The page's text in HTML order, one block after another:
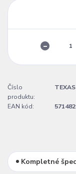
Číslo
produktu:
EAN kód:
Kompletné